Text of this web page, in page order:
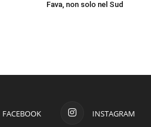
Fava, non solo nel Sud
FACEBOOK INSTAGRAM